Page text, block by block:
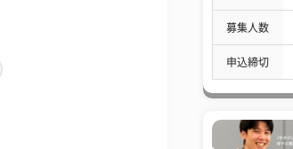
募集人数
申込締切